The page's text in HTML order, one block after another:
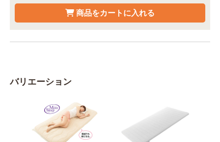
バリエーション